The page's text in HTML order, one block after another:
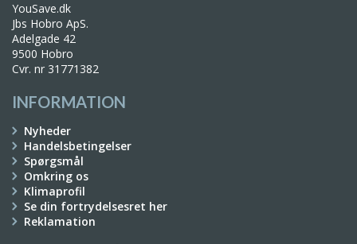
YouSave.dk
Jbs Hobro ApS.
Adelgade 42
9500 Hobro
Cvr. nr 31771382
INFORMATION
Nyheder
Handelsbetingelser
Spørgsmål
Omkring os
Klimaprofil
Se din fortrydelsesret her
Reklamation